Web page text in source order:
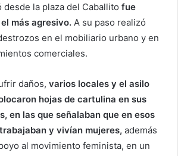
la plaza del Caballito fue
más agresivo. A su paso realizó
en el mobiliario urbano y en
comerciales.
daños, varios locales y el asilo
hojas de cartulina en sus
en las que señalaban que en esos
y vivían mujeres, además
al movimiento feminista, en un